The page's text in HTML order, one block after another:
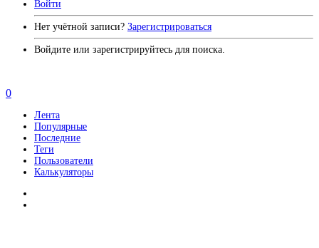
Войти
Нет учётной записи? Зарегистрироваться
Войдите или зарегистрируйтесь для поиска.
0
Лента
Популярные
Последние
Теги
Пользователи
Калькуляторы